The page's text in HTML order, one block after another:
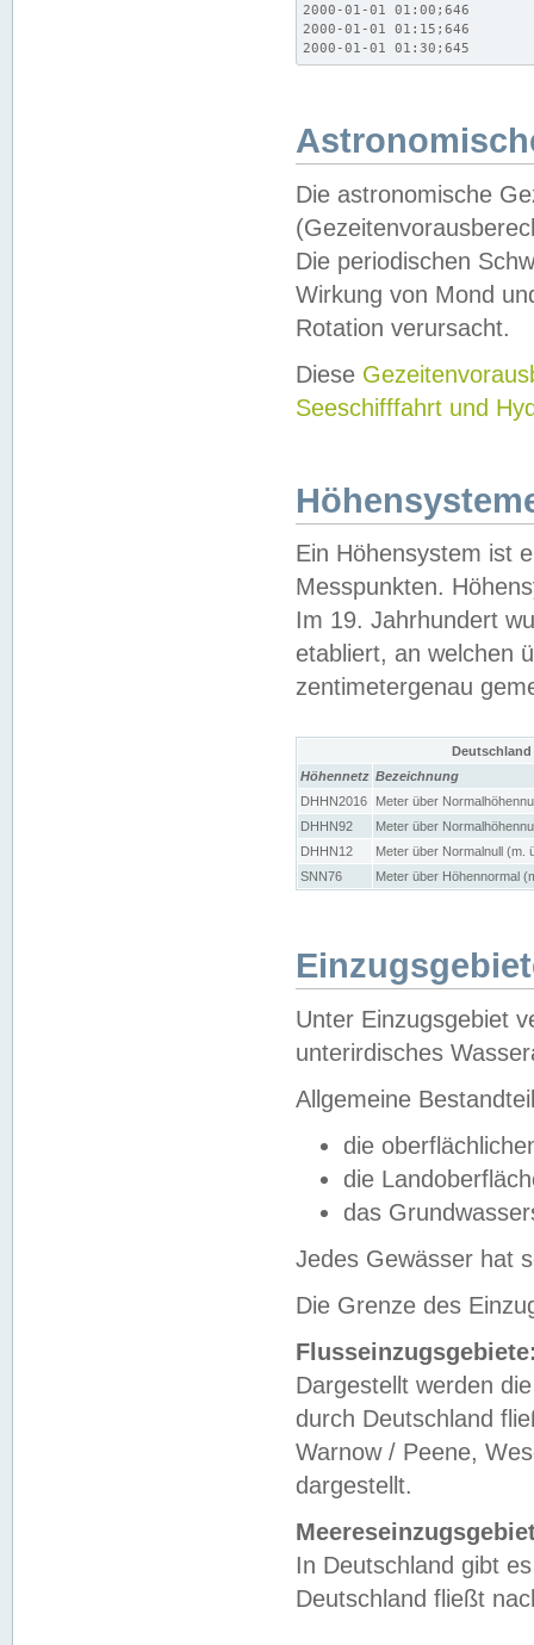
2000-01-01 01:00;646
2000-01-01 01:15;646
2000-01-01 01:30;645
Die astronomische
Die periodischen
Wirkung von Mond
Rotation verursacht.
Diese
Seeschifffahrt und
Ein Höhensystem ist
Messpunkten.
Im 19. Jahrhundert
etabliert, an welchen
zentimetergenau
Höhennetz Bezeichnung
DHHN2016
Meter über
DHHN92
Meter über
DHHN12
Meter über Normalnull (m.
SNN76
Meter über Höhennormal
Unter Einzugsgebiet
unterirdisches
Allgemeine
die
die
das
Jedes Gewässer hat
Die Grenze des
Dargestellt werden
durch Deutschland
Warnow / Peene,
dargestellt.
In Deutschland gibt
Deutschland fließt